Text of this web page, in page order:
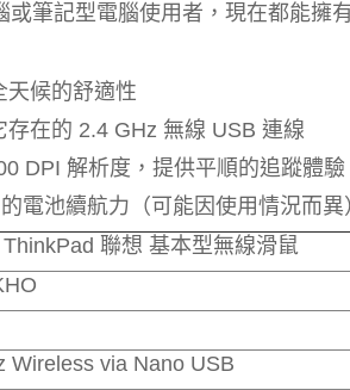
或筆記型電腦使用者，現在都能擁
天候的舒適性
在的 2.4 GHz 無線 USB 連線
DPI 解析度，提供平順的追蹤體驗
電池續航力（可能因使用情況而異
聯想 基本型無線滑鼠
Wireless via Nano USB